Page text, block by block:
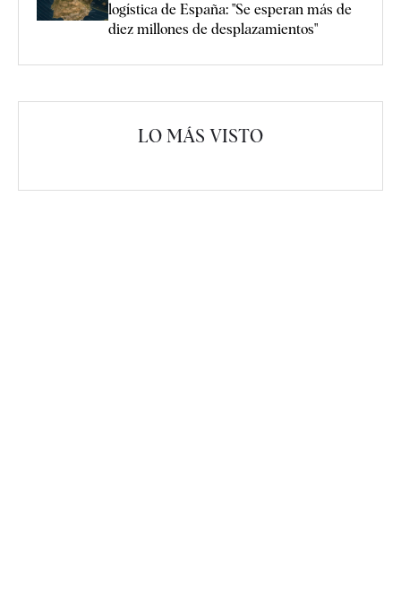
logística de España: "Se esperan más de
diez millones de desplazamientos"
LO MÁS VISTO